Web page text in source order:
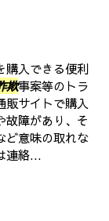
購入できる便利
欺事案等のトラ
販サイトで購入
故障があり、そ
ど意味の取れな
連絡...